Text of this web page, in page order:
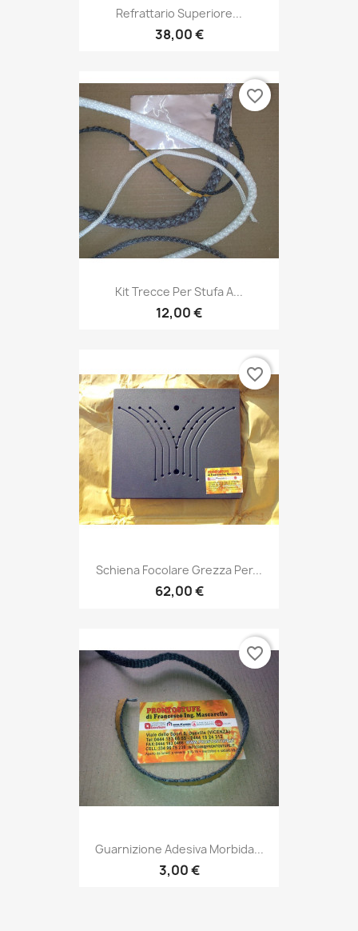
Refrattario Superiore...
38,00 €
Kit Trecce Per Stufa A...
12,00 €
favorite_border
Schiena Focolare Grezza Per...
62,00 €
favorite_border
Guarnizione Adesiva Morbida...
3,00 €
favorite_border